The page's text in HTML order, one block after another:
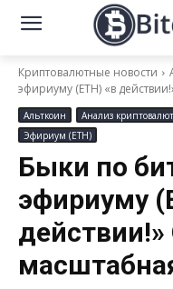
Криптовалютные новости
эфириуму (ETH) «в
Альткоин Анализ криптовалют
Эфириум (ETH)
Быки по
эфириуму